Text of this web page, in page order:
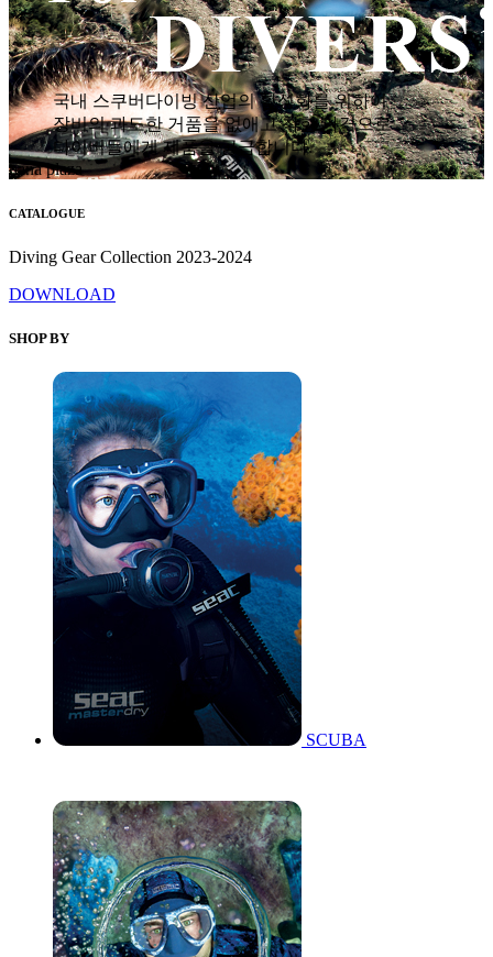
국내 스쿠버다이빙 산업의 활성화를 위하여
장비의 과도한 거품을 없애고 착한 가격으로
다이버들에게 제품을 공급합니다.
hana plaza
CATALOGUE
Diving Gear Collection 2023-2024
DOWNLOAD
SHOP BY
SCUBA